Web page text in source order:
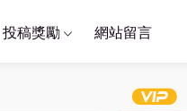
投稿獎勵 網站留言